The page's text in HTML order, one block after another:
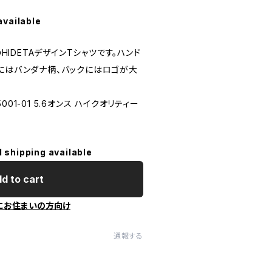
デザインTシャツです。ハンド
はバンダナ柄、バックにはロゴが大
01 5.6オンス ハイクオリティー
shipping available
to cart
お住まいの方向け
通報する